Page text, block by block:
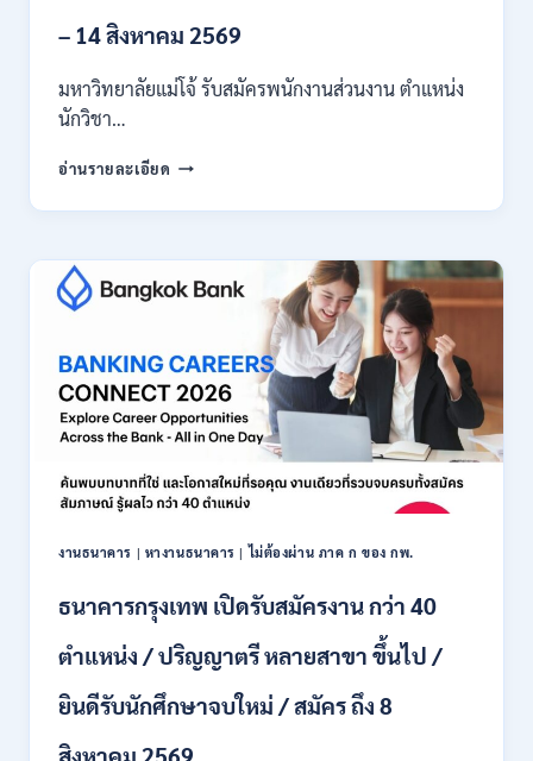
2569
– 14 สิงหาคม 2569
มหาวิทยาลัยแม่โจ้ รับสมัครพนักงานส่วนงาน ตำแหน่ง
นักวิชา…
อ่านรายละเอียด มหาวิทยาลัย
โจ้
เปิด
รับ
สมัคร
ปริญญา
ตรี
ทุก
สาขา
/
ไม่
ต้อง
กพ.
เงิน
18,150
สมัคร
งานธนาคาร | หางานธนาคาร |ไม่ต้องผ่าน ภาค ก ของ กพ.
ธนาคารกรุงเทพ เปิดรับสมัครงาน กว่า 40
ตำแหน่ง / ปริญญาตรี หลายสาขา ขึ้นไป /
ยินดีรับนักศึกษาจบใหม่ / สมัคร ถึง 8
สิงหาคม 2569